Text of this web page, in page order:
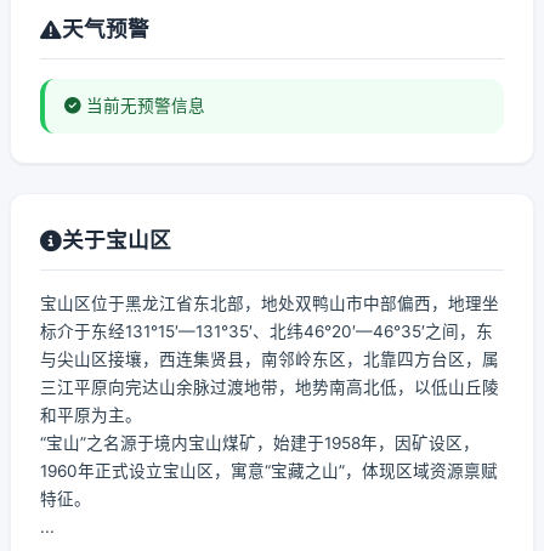
天气预警
当前无预警信息
关于宝山区
宝山区位于黑龙江省东北部，地处双鸭山市中部偏西，地理坐
标介于东经131°15′—131°35′、北纬46°20′—46°35′之间，东
与尖山区接壤，西连集贤县，南邻岭东区，北靠四方台区，属
三江平原向完达山余脉过渡地带，地势南高北低，以低山丘陵
和平原为主。
“宝山”之名源于境内宝山煤矿，始建于1958年，因矿设区，
1960年正式设立宝山区，寓意“宝藏之山”，体现区域资源禀赋
特征。
...